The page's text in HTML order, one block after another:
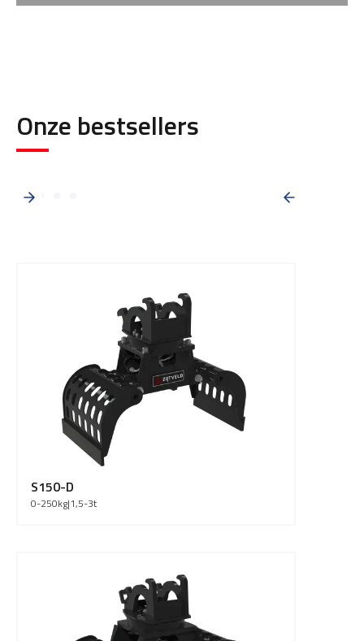
Onze bestsellers
S150-D
0-250kg|1,5-3t